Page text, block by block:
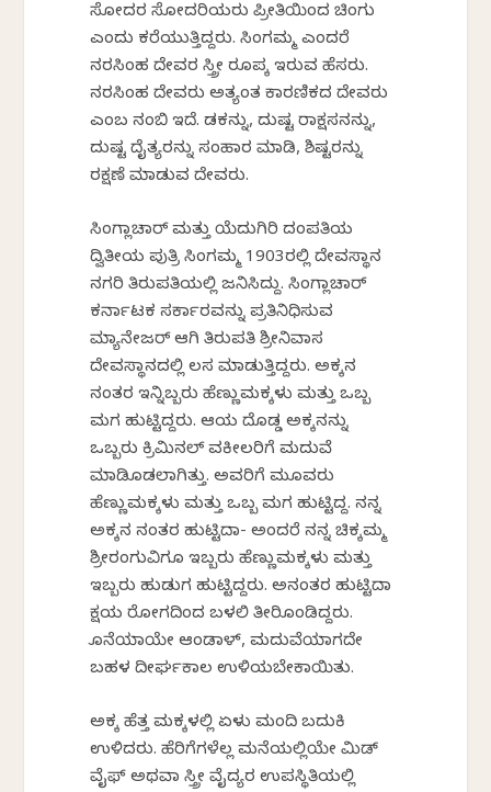
ಸೋದರ ಸೋದರಿಯರು ಪ್ರೀತಿಯಿಂದ ಚಿಂಗು
ಎಂದು ಕರೆಯುತ್ತಿದ್ದರು. ಸಿಂಗಮ್ಮ ಎಂದರೆ
ನರಸಿಂಹ ದೇವರ ಸ್ತ್ರೀ ರೂಪಕ್ಕೆ ಇರುವ ಹೆಸರು.
ನರಸಿಂಹ ದೇವರು ಅತ್ಯಂತ ಕಾರಣಿಕದ ದೇವರು
ಎಂಬ ನಂಬಿಕೆ ಇದೆ. ಕೆಡಕನ್ನು, ದುಷ್ಟ ರಾಕ್ಷಸನನ್ನು,
ದುಷ್ಟ ದೈತ್ಯರನ್ನು ಸಂಹಾರ ಮಾಡಿ, ಶಿಷ್ಟರನ್ನು
ರಕ್ಷಣೆ ಮಾಡುವ ದೇವರು.
ಸಿಂಗ್ಲಾಚಾರ್ ಮತ್ತು ಯೆದುಗಿರಿ ದಂಪತಿಯ
ದ್ವಿತೀಯ ಪುತ್ರಿ ಸಿಂಗಮ್ಮ 1903ರಲ್ಲಿ ದೇವಸ್ಥಾನ
ನಗರಿ ತಿರುಪತಿಯಲ್ಲಿ ಜನಿಸಿದ್ದು. ಸಿಂಗ್ಲಾಚಾರ್
ಕರ್ನಾಟಕ ಸರ್ಕಾರವನ್ನು ಪ್ರತಿನಿಧಿಸುವ
ಮ್ಯಾನೇಜರ್ ಆಗಿ ತಿರುಪತಿ ಶ್ರೀನಿವಾಸ
ದೇವಸ್ಥಾನದಲ್ಲಿ ಕೆಲಸ ಮಾಡುತ್ತಿದ್ದರು. ಅಕ್ಕನ
ನಂತರ ಇನ್ನಿಬ್ಬರು ಹೆಣ್ಣುಮಕ್ಕಳು ಮತ್ತು ಒಬ್ಬ
ಮಗ ಹುಟ್ಟಿದ್ದರು. ಆಕೆಯ ದೊಡ್ಡ ಅಕ್ಕನನ್ನು
ಒಬ್ಬರು ಕ್ರಿಮಿನಲ್ ವಕೀಲರಿಗೆ ಮದುವೆ
ಮಾಡಿಕೊಡಲಾಗಿತ್ತು. ಅವರಿಗೆ ಮೂವರು
ಹೆಣ್ಣುಮಕ್ಕಳು ಮತ್ತು ಒಬ್ಬ ಮಗ ಹುಟ್ಟಿದ್ದ. ನನ್ನ
ಅಕ್ಕನ ನಂತರ ಹುಟ್ಟಿದಾಕೆ- ಅಂದರೆ ನನ್ನ ಚಿಕ್ಕಮ್ಮ
ಶ್ರೀರಂಗುವಿಗೂ ಇಬ್ಬರು ಹೆಣ್ಣುಮಕ್ಕಳು ಮತ್ತು
ಇಬ್ಬರು ಹುಡುಗ ಹುಟ್ಟಿದ್ದರು. ಅನಂತರ ಹುಟ್ಟಿದಾಕೆ
ಕ್ಷಯ ರೋಗದಿಂದ ಬಳಲಿ ತೀರಿಕೊಂಡಿದ್ದರು.
ಕೊನೆಯಾಕೆಯೇ ಆಂಡಾಳ್, ಮದುವೆಯಾಗದೇ
ಬಹಳ ದೀರ್ಘಕಾಲ ಉಳಿಯಬೇಕಾಯಿತು.
ಅಕ್ಕ ಹೆತ್ತ ಮಕ್ಕಳಲ್ಲಿ ಏಳು ಮಂದಿ ಬದುಕಿ
ಉಳಿದರು. ಹೆರಿಗೆಗಳೆಲ್ಲ ಮನೆಯಲ್ಲಿಯೇ ಮಿಡ್
ವೈಫ್ ಅಥವಾ ಸ್ತ್ರೀ ವೈದ್ಯರ ಉಪಸ್ಥಿತಿಯಲ್ಲಿ